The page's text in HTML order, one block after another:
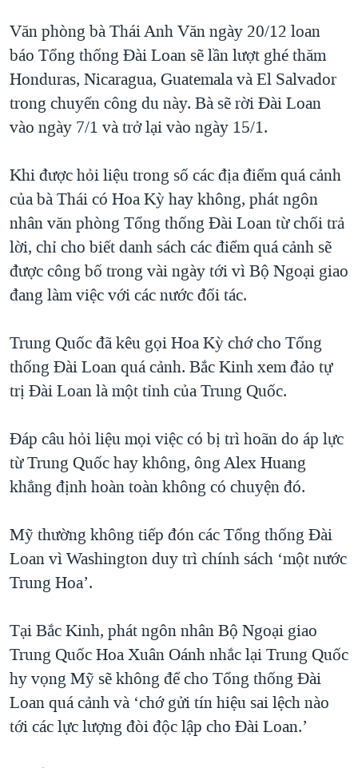
QUAN HỆ VIỆT MỸ
Văn phòng bà Thái Anh Văn ngày 20/12 loan
báo Tổng thống Đài Loan sẽ lần lượt ghé thăm
Honduras, Nicaragua, Guatemala và El Salvador
trong chuyến công du này. Bà sẽ rời Đài Loan
vào ngày 7/1 và trở lại vào ngày 15/1.
Khi được hỏi liệu trong số các địa điểm quá cảnh
của bà Thái có Hoa Kỳ hay không, phát ngôn
nhân văn phòng Tổng thống Đài Loan từ chối trả
lời, chỉ cho biết danh sách các điểm quá cảnh sẽ
được công bố trong vài ngày tới vì Bộ Ngoại giao
đang làm việc với các nước đối tác.
Trung Quốc đã kêu gọi Hoa Kỳ chớ cho Tổng
thống Đài Loan quá cảnh. Bắc Kinh xem đảo tự
trị Đài Loan là một tỉnh của Trung Quốc.
Đáp câu hỏi liệu mọi việc có bị trì hoãn do áp lực
từ Trung Quốc hay không, ông Alex Huang
khẳng định hoàn toàn không có chuyện đó.
Mỹ thường không tiếp đón các Tổng thống Đài
Loan vì Washington duy trì chính sách ‘một nước
Trung Hoa’.
Tại Bắc Kinh, phát ngôn nhân Bộ Ngoại giao
Trung Quốc Hoa Xuân Oánh nhắc lại Trung Quốc
hy vọng Mỹ sẽ không để cho Tổng thống Đài
Loan quá cảnh và ‘chớ gửi tín hiệu sai lệch nào
tới các lực lượng đòi độc lập cho Đài Loan.’